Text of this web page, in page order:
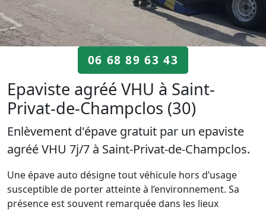
06 68 89 63 43
Epaviste agréé VHU à Saint-
Privat-de-Champclos (30)
Enlèvement d'épave gratuit par un epaviste
agréé VHU 7j/7 à Saint-Privat-de-Champclos.
Une épave auto désigne tout véhicule hors d’usage
susceptible de porter atteinte à l’environnement. Sa
présence est souvent remarquée dans les lieux